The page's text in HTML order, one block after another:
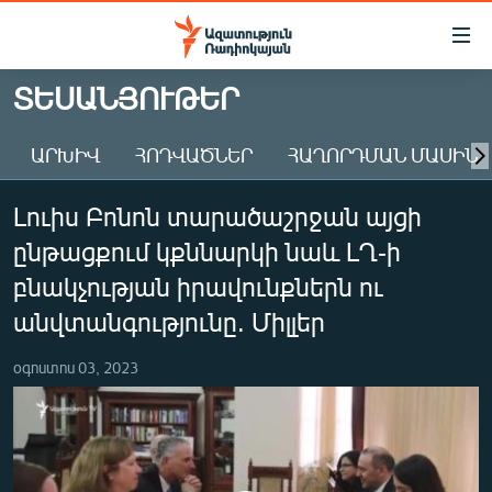
Մատչելիության
Անցնել
հիմնական
Անցնել
հիմնական
մենյուին
Որոնում
ԱԶԱՏՈՒԹՅՈՒՆ TV
ՀԱՅԱՍՏԱՆ
ԸՆՏՐՈՒԹՅՈՒՆՆԵՐ 2026
ԻՐԱՎՈՒՆՔ
ՀԱՍԱՐԱԿՈՒԹՅՈՒՆ
ՂԱՐԱԲԱՂ
ՊԱՏԵՐԱԶՄԻ 6 ՇԱԲԱԹՆԵՐԸ
ՏԱՐԱԾԱՇՐՋԱՆ
ՏԵՍԱՆՅՈՒԹԵՐ
ԱՐԽԻՎ ՀՈԴՎԱԾՆԵՐ ՀԱՂՈՐԴՄԱՆ ՄԱՍԻՆ
Լուիս Բոնոն տարածաշրջան այցի
ընթացքում կքննարկի նաև ԼՂ-ի
բնակչության իրավունքներն ու
անվտանգությունը. Միլլեր
օգոստոս 03, 2023